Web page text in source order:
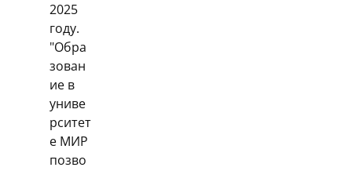
2025
году.
"Обра
зован
ие в
униве
рситет
е МИР
позво